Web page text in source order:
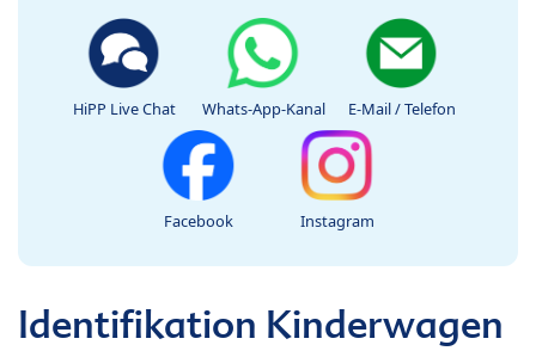
HiPP Live Chat Whats-App-Kanal E-Mail / Telefon
Facebook Instagram
Identifikation Kinderwagen